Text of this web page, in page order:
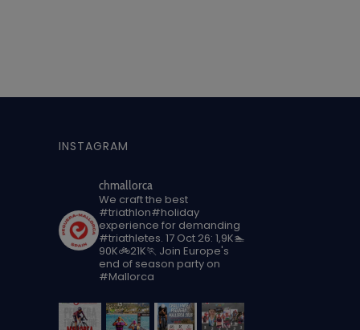
INSTAGRAM
chmallorca
We craft the best
#triathlon#holiday
experience for demanding
#triathletes. 17 Oct 26: 1,9K🏊
90K🚲21K🏃 Join Europe's
end of season party on
#Mallorca